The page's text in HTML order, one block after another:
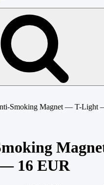
Smoking Magnet — T-Light
16 EUR